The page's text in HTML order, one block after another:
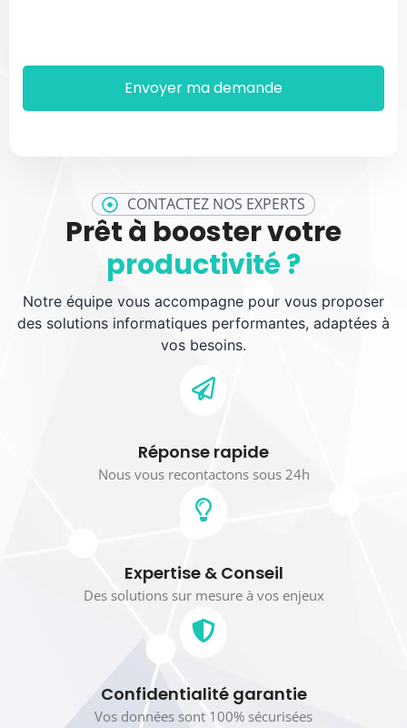
CONTACTEZ NOS EXPERTS
Prêt à booster votre
productivité ?
Notre équipe vous accompagne pour vous proposer
des solutions informatiques performantes, adaptées à
vos besoins.
Réponse rapide
Nous vous recontactons sous 24h
Expertise & Conseil
Des solutions sur mesure à vos enjeux
Confidentialité garantie
Vos données sont 100% sécurisées